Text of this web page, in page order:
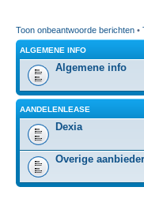
Toon onbeantwoorde berichten •
ALGEMENE INFO
Algemene info
AANDELENLEASE
Dexia
Overige